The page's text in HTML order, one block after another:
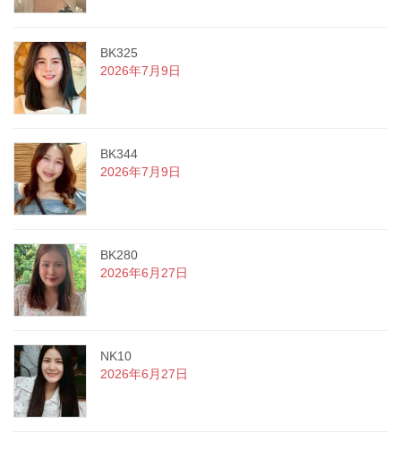
BK325
2026年7月9日
BK344
2026年7月9日
BK280
2026年6月27日
NK10
2026年6月27日